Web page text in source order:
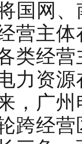
国网
营主
类经
力资
，广
跨经